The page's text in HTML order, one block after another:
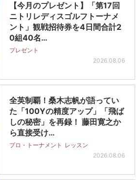
【今月のプレゼント】「第17回
ニトリレディスゴルフトーナメ
ント」観戦招待券を4日間合計2
0組40名…
プレゼント
2026.08.06
全英制覇！桑木志帆が語ってい
た「100Yの精度アップ」「飛ば
しの秘密」を再録！ 藤田寛之か
ら直接受け…
プロ・トーナメント レッスン
2026.08.06